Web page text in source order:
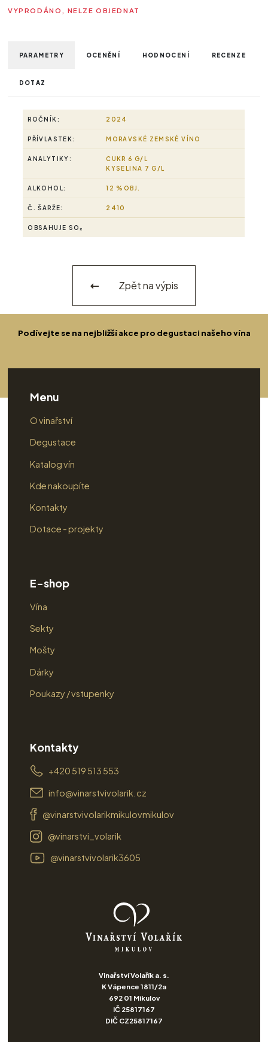
VYPRODÁNO, NELZE OBJEDNAT
PARAMETRY OCENĚNÍ HODNOCENÍ RECENZE
DOTAZ
ROČNÍK: 2024
PŘÍVLASTEK: MORAVSKÉ ZEMSKÉ VÍNO
ANALYTIKY:
CUKR 6 G/L
KYSELINA 7 G/L
ALKOHOL: 12 %OBJ.
Č. ŠARŽE: 2410
OBSAHUJE SO₂
Zpět na výpis
Podívejte se na nejbližší akce pro degustaci našeho vína
Menu
O vinařství
Degustace
Katalog vín
Kde nakoupíte
Kontakty
Dotace - projekty
E-shop
Vína
Sekty
Mošty
Dárky
Poukazy / vstupenky
Kontakty
+420 519 513 553
info@vinarstvivolarik.cz
@vinarstvivolarikmikulovmikulov
@vinarstvi_volarik
@vinarstvivolarik3605
Vinařství Volařík a. s.
K Vápence 1811/2a
692 01 Mikulov
IČ 25817167
DIČ CZ25817167